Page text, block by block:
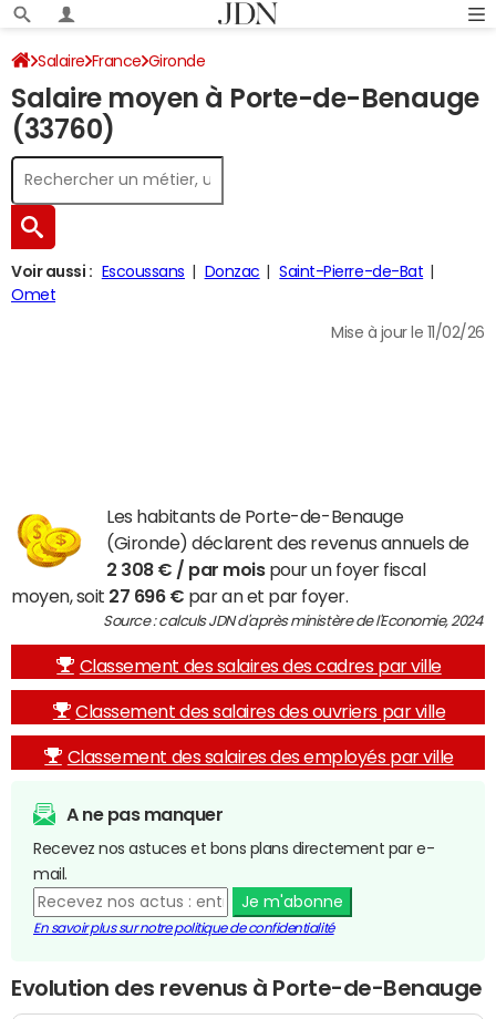
Salaire France Gironde
Salaire moyen à Porte-de-Benauge
(33760)
Voir aussi : Escoussans Donzac
Saint-Pierre-de-Bat
Omet
Mise à jour le 11/02/26
Les habitants de Porte-de-Benauge
(Gironde) déclarent des revenus annuels de
2 308 € / par moispour un foyer fiscal
moyen, soit 27 696 € par an et par foyer.
Source : calculs JDN d'après ministère de l'Economie, 2024
Classement des salaires des cadres par ville
Classement des salaires des ouvriers par ville
Classement des salaires des employés par ville
A ne pas manquer
Recevez nos astuces et bons plans directement par e-
mail.
Je m'abonne
En savoir plus sur notre politique de confidentialité
Evolution des revenus à Porte-de-Benauge